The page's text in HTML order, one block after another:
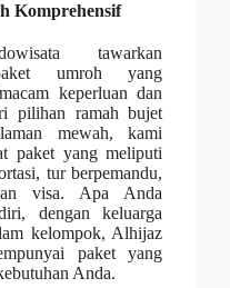
Komprehensif
tawarkan
umroh yang
keperluan dan
pilihan ramah bujet
mewah, kami
paket yang meliputi
tur berpemandu,
visa. Apa Anda
dengan keluarga
kelompok, Alhijaz
paket yang
Anda.